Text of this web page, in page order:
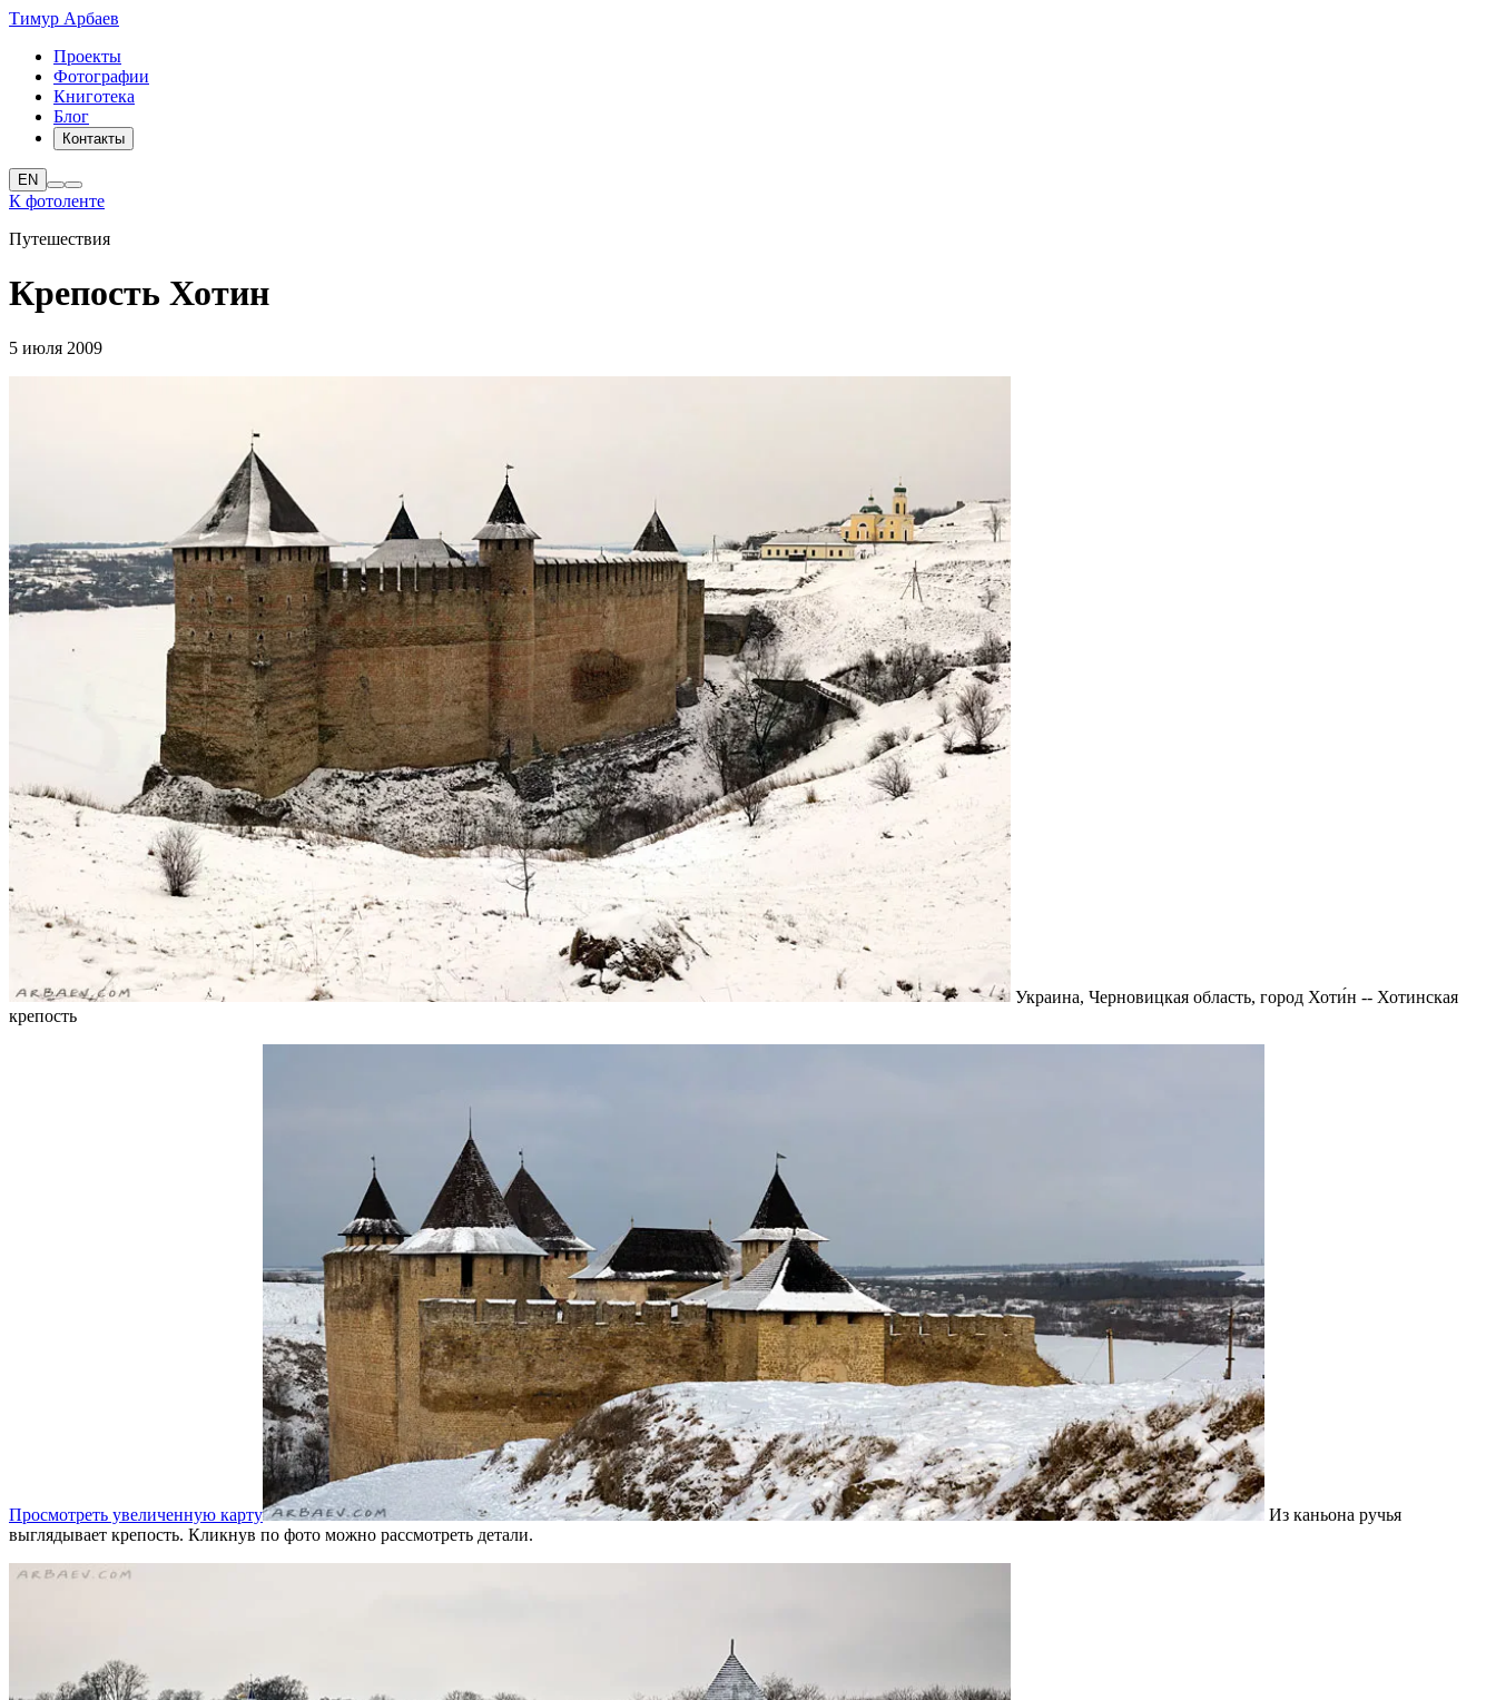
Тимур Арбаев
Проекты
Фотографии
Книготека
Блог
Контакты
EN
К фотоленте
Путешествия
Крепость Хотин
5 июля 2009
Украина, Черновицкая область, город Хоти́н -- Хотинская
крепость
Просмотреть увеличенную карту
Из каньона ручья
выглядывает крепость. Кликнув по фото можно рассмотреть детали.